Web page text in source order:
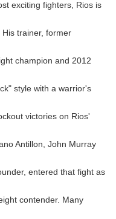
exciting fighters, Rios is
trainer, former
champion and 2012
style with a warrior's
victories on Rios'
Antillon, John Murray
entered that fight as
contender. Many